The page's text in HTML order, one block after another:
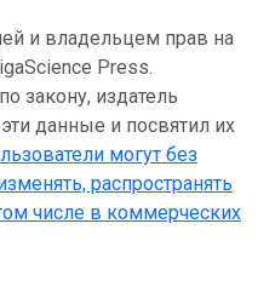
и владельцем прав на
Press.
закону, издатель
данные и посвятил их
могут без
распространять
числе в коммерческих